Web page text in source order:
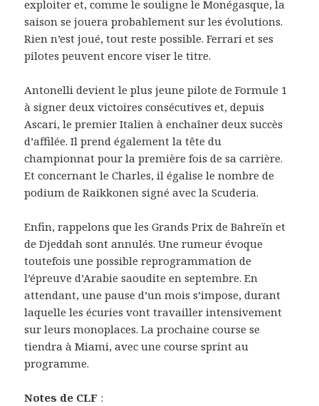
exploiter et, comme le souligne le Monégasque, la
saison se jouera probablement sur les évolutions.
Rien n’est joué, tout reste possible. Ferrari et ses
pilotes peuvent encore viser le titre.
Antonelli devient le plus jeune pilote de Formule 1
à signer deux victoires consécutives et, depuis
Ascari, le premier Italien à enchaîner deux succès
d’affilée. Il prend également la tête du
championnat pour la première fois de sa carrière.
Et concernant le Charles, il égalise le nombre de
podium de Raikkonen signé avec la Scuderia.
Enfin, rappelons que les Grands Prix de Bahreïn et
de Djeddah sont annulés. Une rumeur évoque
toutefois une possible reprogrammation de
l’épreuve d’Arabie saoudite en septembre. En
attendant, une pause d’un mois s’impose, durant
laquelle les écuries vont travailler intensivement
sur leurs monoplaces. La prochaine course se
tiendra à Miami, avec une course sprint au
programme.
Notes de CLF :